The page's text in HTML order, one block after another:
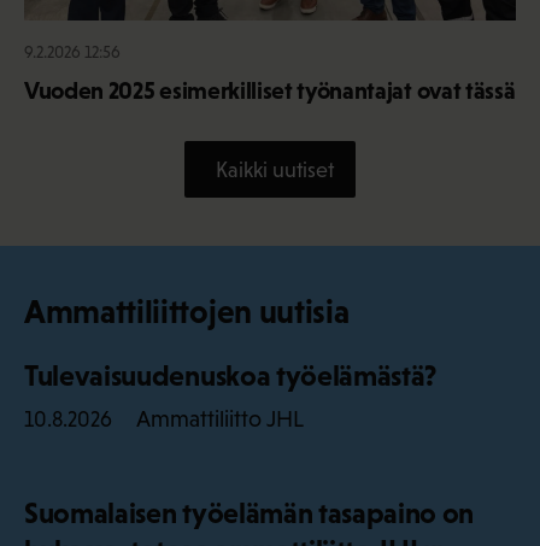
9.2.2026 12:56
Vuoden 2025 esimerkilliset työnantajat ovat tässä
Kaikki uutiset
Ammattiliittojen uutisia
Tulevaisuudenuskoa työelämästä?
10.8.2026 Ammattiliitto JHL
Suomalaisen työelämän tasapaino on